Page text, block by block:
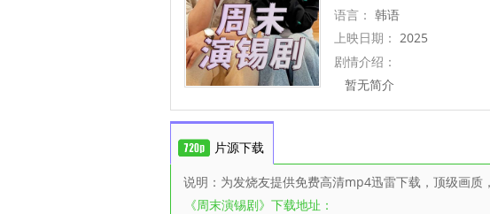
语言： 韩语
上映日期： 2025
剧情介绍：
暂无简介
片源下载
说明：为发烧友提供免费高清mp4迅雷下载，顶级画质
《周末演锡剧》下载地址：